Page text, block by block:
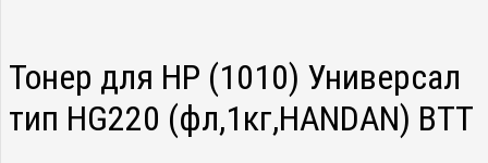
Тонер для HP (1010) Универсал
тип HG220 (фл,1кг,HANDAN) ВТТ